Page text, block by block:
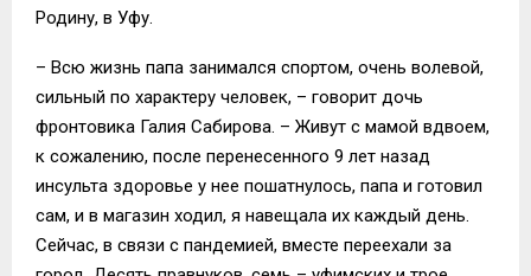
Родину, в Уфу.
– Всю жизнь папа занимался спортом, очень волевой,
сильный по характеру человек, – говорит дочь
фронтовика Галия Сабирова. – Живут с мамой вдвоем,
к сожалению, после перенесенного 9 лет назад
инсульта здоровье у нее пошатнулось, папа и готовил
сам, и в магазин ходил, я навещала их каждый день.
Сейчас, в связи с пандемией, вместе переехали за